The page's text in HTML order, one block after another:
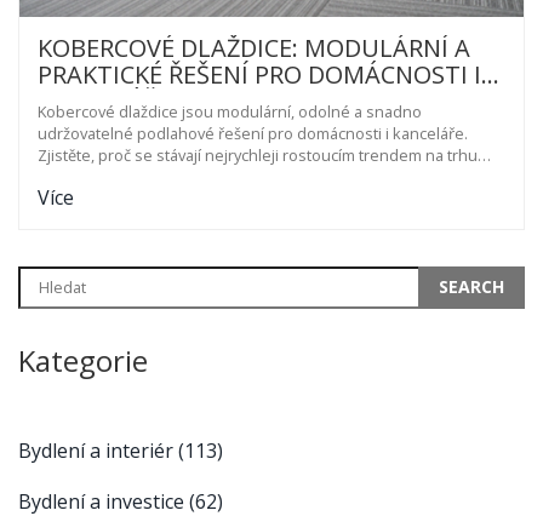
KOBERCOVÉ DLAŽDICE: MODULÁRNÍ A
PRAKTICKÉ ŘEŠENÍ PRO DOMÁCNOSTI I
KANCELÁŘE
Kobercové dlaždice jsou modulární, odolné a snadno
udržovatelné podlahové řešení pro domácnosti i kanceláře.
Zjistěte, proč se stávají nejrychleji rostoucím trendem na trhu
Více
Kategorie
Bydlení a interiér(113)
Bydlení a investice (62)